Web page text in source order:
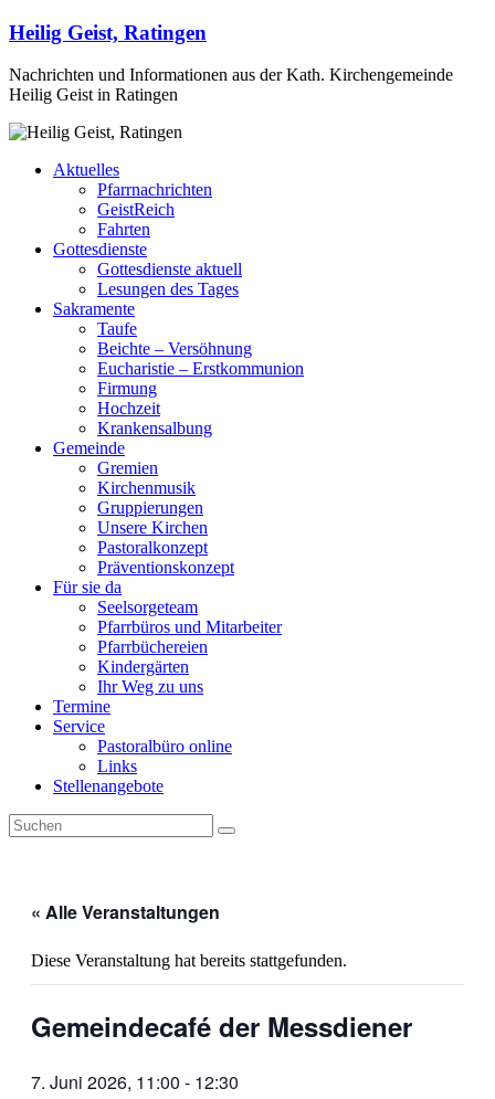
Heilig Geist, Ratingen
Nachrichten und Informationen aus der Kath. Kirchengemeinde
Heilig Geist in Ratingen
Aktuelles
Pfarrnachrichten
GeistReich
Fahrten
Gottesdienste
Gottesdienste aktuell
Lesungen des Tages
Sakramente
Taufe
Beichte – Versöhnung
Eucharistie – Erstkommunion
Firmung
Hochzeit
Krankensalbung
Gemeinde
Gremien
Kirchenmusik
Gruppierungen
Unsere Kirchen
Pastoralkonzept
Präventionskonzept
Für sie da
Seelsorgeteam
Pfarrbüros und Mitarbeiter
Pfarrbüchereien
Kindergärten
Ihr Weg zu uns
Termine
Service
Pastoralbüro online
Links
Stellenangebote
« Alle Veranstaltungen
Diese Veranstaltung hat bereits stattgefunden.
Gemeindecafé der Messdiener
7. Juni 2026, 11:00 - 12:30